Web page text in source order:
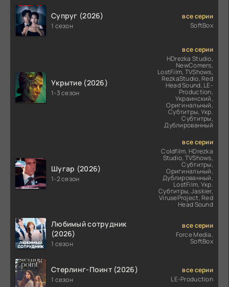
Супруг (2026)
1 сезон
все серии
SoftBox
Укрытие (2026)
1-3 сезон
все серии
HDrezka Studio,
NewComers,
LostFilm, TVShows,
RezkaStudio, Red
Head Sound, LE-
Production,
Украинский,
Оригинальный,
Субтитры, Укр.
Субтитры,
Дублированный
Шугар (2026)
1-2 сезон
все серии
Coldfilm, HDrezka
Studio, TVShows,
Субтитры,
Оригинальный,
Дублированный,
LostFilm, Укр.
Субтитры, Jaskier,
ViruseProject, Red
Head Sound
Любимый сотрудник
(2026)
1 сезон
все серии
Force Media,
SoftBox
Стерлинг-Поинт (2026)
1 сезон
все серии
LE-Production